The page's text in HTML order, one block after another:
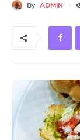
By ADMIN